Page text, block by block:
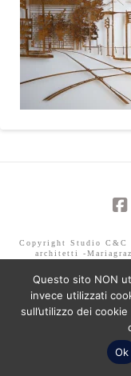
Copyright Studio C&C
architetti -
Questo sito NON
invece utilizzati
sull’utilizzo dei
Ok